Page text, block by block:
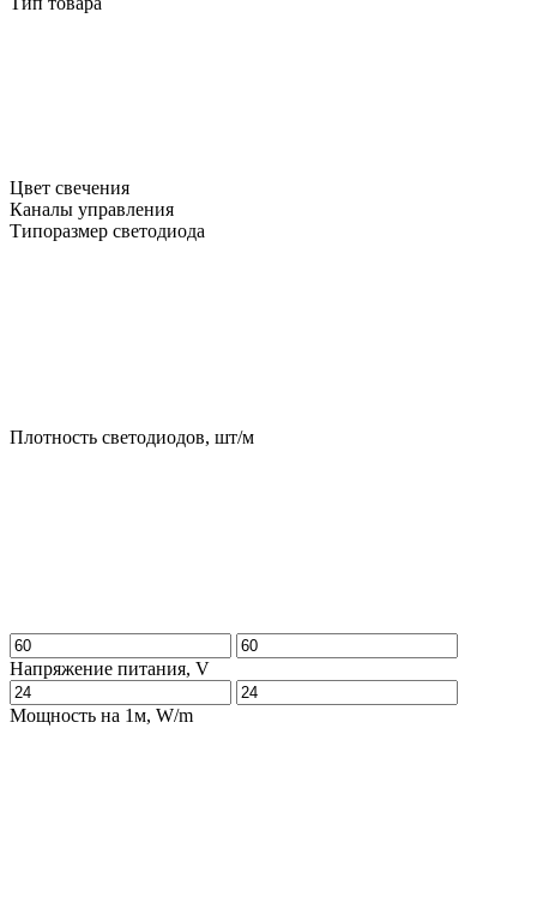
Цвет свечения
Каналы управления
Типоразмер светодиода
Плотность светодиодов, шт/м
Напряжение питания, V
Мощность на 1м, W/m